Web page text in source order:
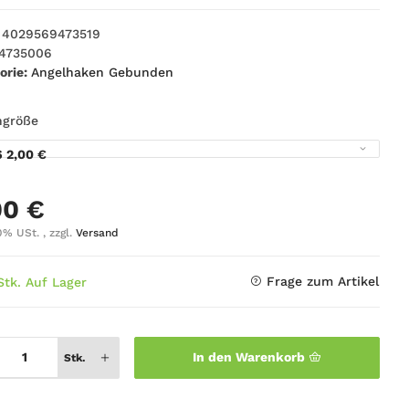
4029569473519
Angelhaken Gebunden
2,00 €
€
USt. , zzgl. Versand
Auf Lager Frage zum Artikel
Stk. In den Warenkorb